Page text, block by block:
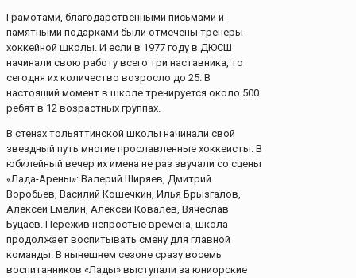
Грамотами, благодарственными письмами и
памятными подарками были отмечены тренеры
хоккейной школы. И если в 1977 году в ДЮСШ
начинали свою работу всего три наставника, то
сегодня их количество возросло до 25. В
настоящий момент в школе тренируется около 500
ребят в 12 возрастных группах.
В стенах тольяттинской школы начинали свой
звездный путь многие прославленные хоккеисты. В
юбилейный вечер их имена не раз звучали со сцены
«Лада-Арены»: Валерий Ширяев, Дмитрий
Воробьев, Василий Кошечкин, Илья Брызгалов,
Алексей Емелин, Алексей Ковалев, Вячеслав
Буцаев. Пережив непростые времена, школа
продолжает воспитывать смену для главной
команды. В нынешнем сезоне сразу восемь
воспитанников «Лады» выступали за юниорские